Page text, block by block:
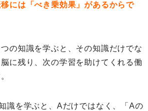
には「べき乗効果」があるからで
の知識を学ぶと、その知識だけでな
に残り、次の学習を助けてくれる働
識を学ぶと、Aだけではなく、「Aの